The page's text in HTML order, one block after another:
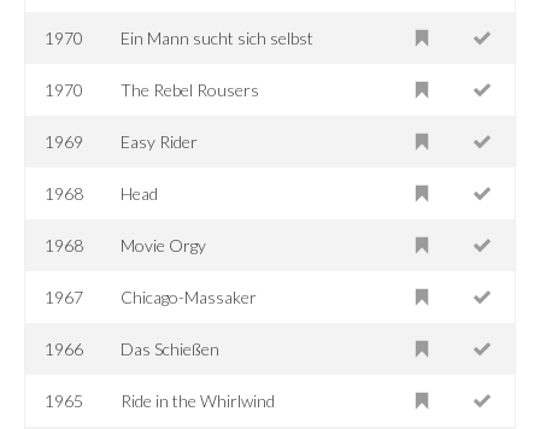
1970 Ein Mann sucht sich selbst
1970 The Rebel Rousers
1969 Easy Rider
1968 Head
1968 Movie Orgy
1967 Chicago-Massaker
1966 Das Schießen
1965 Ride in the Whirlwind